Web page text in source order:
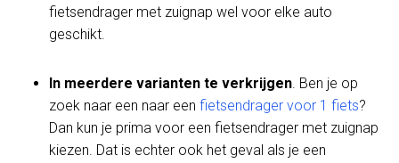
fietsendrager met zuignap wel voor elke auto
geschikt.
In meerdere varianten te verkrijgen. Ben je op
zoek naar een naar een fietsendrager voor 1 fiets?
Dan kun je prima voor een fietsendrager met zuignap
kiezen. Dat is echter ook het geval als je een